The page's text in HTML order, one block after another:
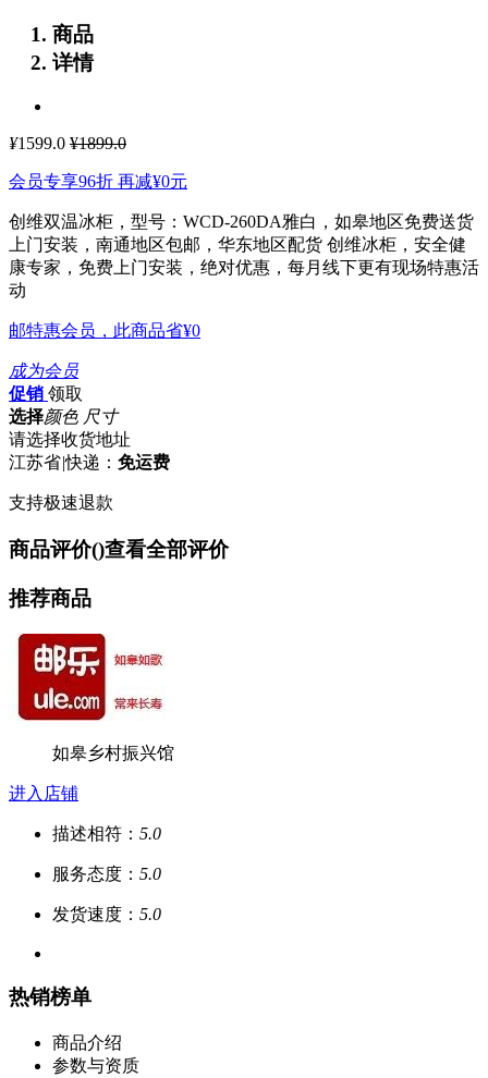
商品
详情
¥1599.0 ¥1899.0
会员专享96折 再减¥0元
创维双温冰柜，型号：WCD-260DA雅白，如皋地区免费送货
上门安装，南通地区包邮，华东地区配货 创维冰柜，安全健
康专家，免费上门安装，绝对优惠，每月线下更有现场特惠活
动
邮特惠会员，此商品省¥0
成为会员
促销 领取
选择颜色 尺寸
请选择收货地址
江苏省|快递： 免运费
支持极速退款
商品评价()查看全部评价
推荐商品
如皋乡村振兴馆
进入店铺
描述相符： 5.0
服务态度： 5.0
发货速度： 5.0
热销榜单
商品介绍
参数与资质